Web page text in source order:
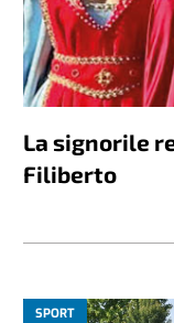
La signorile
Filiberto
SPORT